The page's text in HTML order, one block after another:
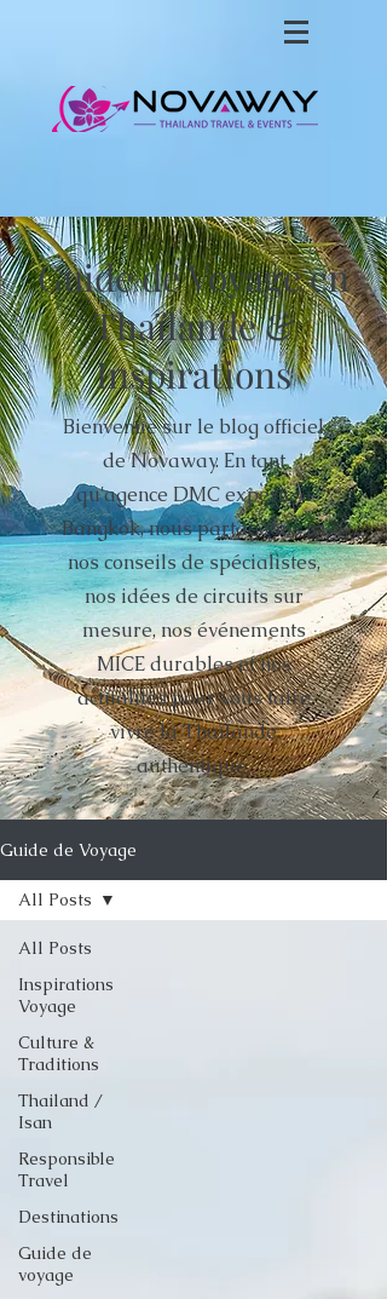
Guide de Voyage en
Thaïlande &
Inspirations
Bienvenue sur le blog officiel
de Novaway. En tant
qu'agence DMC experte à
Bangkok, nous partageons ici
nos conseils de spécialistes,
nos idées de circuits sur
mesure, nos événements
MICE durables et nos
actualités pour vous faire
vivre la Thaïlande
authentique.
Guide de Voyage
All Posts
Inspirations
Voyage
Culture &
Traditions
Thailand /
Isan
Responsible
Travel
Destinations
Guide de
voyage
All Posts